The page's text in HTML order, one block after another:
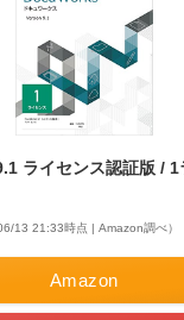
ライセンス認証版 / 1
13 21:33時点 | Amazon調べ）
Amazon